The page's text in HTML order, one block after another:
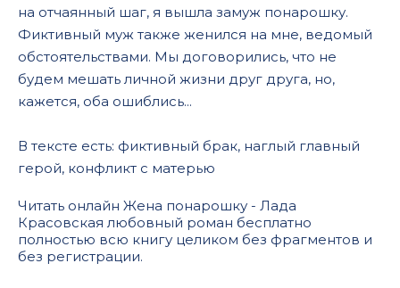
на отчаянный шаг, я вышла замуж понарошку.
Фиктивный муж также женился на мне, ведомый
обстоятельствами. Мы договорились, что не
будем мешать личной жизни друг друга, но,
кажется, оба ошиблись...
В тексте есть: фиктивный брак, наглый главный
герой, конфликт с матерью
Читать онлайн Жена понарошку - Лада
Красовская любовный роман бесплатно
полностью всю книгу целиком без фрагментов и
без регистрации.